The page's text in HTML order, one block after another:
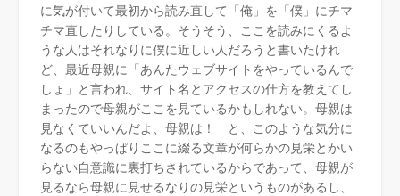
に気が付いて最初から読み直して「俺」を「僕」にチマ
チマ直したりしている。そうそう、ここを読みにくるよ
うな人はそれなりに僕に近しい人だろうと書いたけれ
ど、最近母親に「あんたウェブサイトをやっているんで
しょ」と言われ、サイト名とアクセスの仕方を教えてし
まったので母親がここを見ているかもしれない。母親は
見なくていいんだよ、母親は！ と、このような気分に
なるのもやっぱりここに綴る文章が何らかの見栄とかい
らない自意識に裏打ちされているからであって、母親が
見るなら母親に見せるなりの見栄というものがあるし、